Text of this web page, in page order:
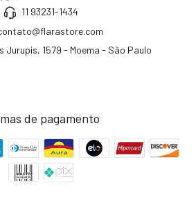
11 93231-1434
Jurupis, 1579 - Moema - São Paulo
de pagamento